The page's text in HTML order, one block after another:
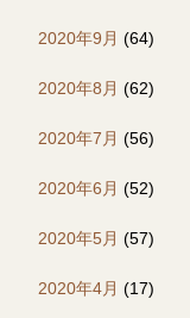
2020年9月 (64)
2020年8月 (62)
2020年7月 (56)
2020年6月 (52)
2020年5月 (57)
2020年4月 (17)